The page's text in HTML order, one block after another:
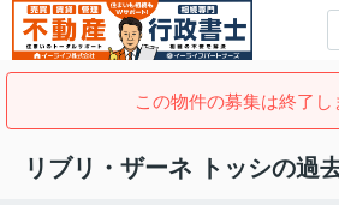
この物件の募集は終了し
リブリ・ザーネ トッシの過